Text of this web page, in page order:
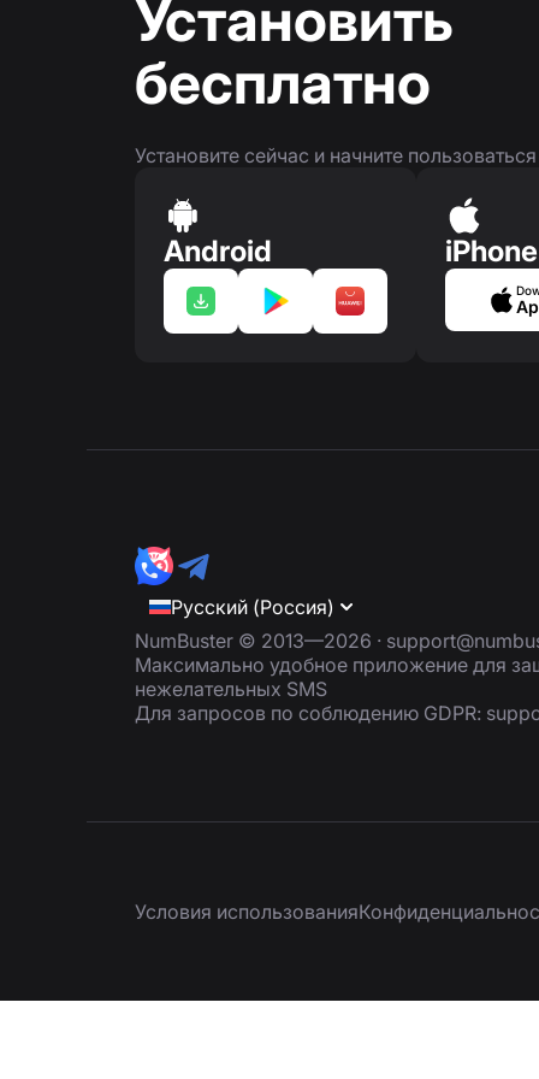
Установить
бесплатно
Установите сейчас и начните
Android iPhone
Русский (Россия)
NumBuster © 2013—2026 ·
Максимально удобное приложение для
нежелательных SMS
Для запросов по соблюдению GDPR:
Условия использования